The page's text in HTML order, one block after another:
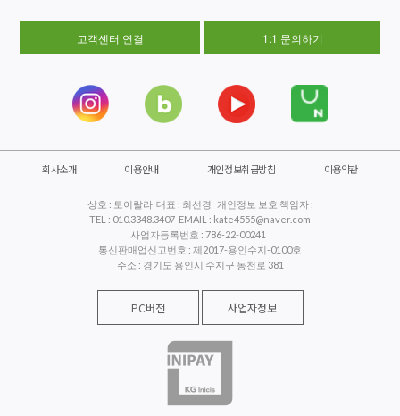
고객센터 연결 1:1 문의하기
회사소개 이용안내 개인정보취급방침 이용약관
상호 : 토이랄라 대표 : 최선경 개인정보 보호 책임자 :
TEL : 010.3348.3407 EMAIL : kate4555@naver.com
사업자등록번호 : 786-22-00241
통신판매업신고번호 : 제2017-용인수지-0100호
주소 : 경기도 용인시 수지구 동천로 381
PC버전 사업자정보